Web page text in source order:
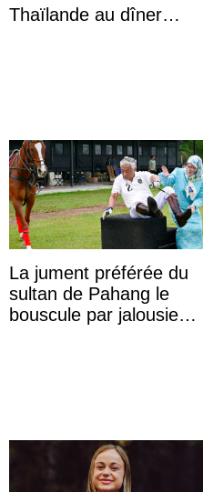
Thaïlande au dîner
La jument préférée du
sultan de Pahang le
bouscule par jalousie